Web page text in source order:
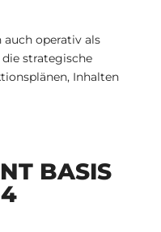
operativ als
strategische
Inhalten
BASIS